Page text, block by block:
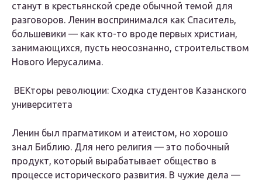
станут в крестьянской среде обычной темой для
разговоров. Ленин воспринимался как Спаситель,
большевики — как кто-то вроде первых христиан,
занимающихся, пусть неосознанно, строительством
Нового Иерусалима.
ВЕКторы революции: Сходка студентов Казанского
университета
Ленин был прагматиком и атеистом, но хорошо
знал Библию. Для него религия — это побочный
продукт, который вырабатывает общество в
процессе исторического развития. В чужие дела —